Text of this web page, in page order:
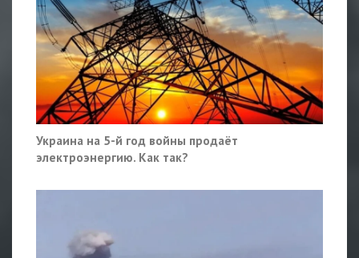
Украина на 5-й год войны продаёт
электроэнергию. Как так?